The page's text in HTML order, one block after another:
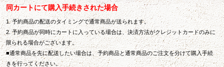
同カートにて購入手続きされた場合
1. 予約商品の配送のタイミングで通常商品が送られます。
2. 予約商品が同時にカートに入っている場合は、決済方法がクレジットカードのみに
限られる場合がございます。
■通常商品を先に配送したい場合は、予約商品と通常商品のご注文を分けて購入手続
きを行ってください。